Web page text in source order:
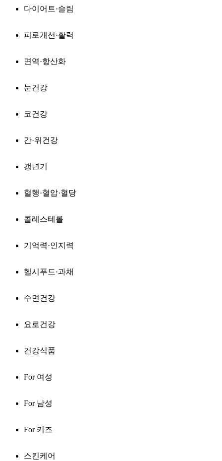
다이어트·슬림
피로개선·활력
면역·항산화
눈건강
코건강
간·위건강
갱년기
혈행·혈압·혈당
콜레스테롤
기억력·인지력
헬시푸드·과채
수면건강
요로건강
건강식품
For 여성
For 남성
For 키즈
스킨케어